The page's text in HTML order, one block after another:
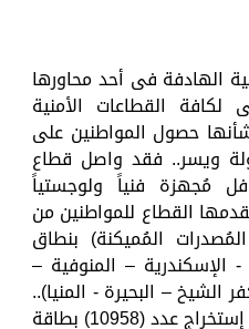
الهادفة فى أحد محاورها
القطاعات الأمنية
حصول المواطنين على
ويسر.. فقد واصل قطاع
مُجهزة فنياً ولوجستياً
القطاع للمواطنين من
المُميكنة) بنطاق
الإسكندرية – المنوفية –
الشيخ – البحيرة - المنيا)..
حيث أسفرت تلك القوافل عن إستخراج عدد (10958) بطاقة